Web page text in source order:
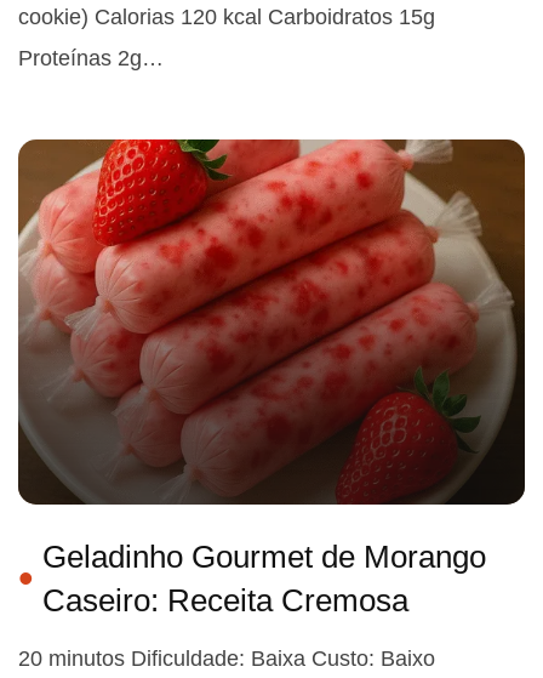
cookie) Calorias 120 kcal Carboidratos 15g
Proteínas 2g…
Geladinho Gourmet de Morango
Caseiro: Receita Cremosa
20 minutos Dificuldade: Baixa Custo: Baixo